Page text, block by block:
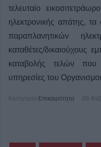
τελευταίο
ηλεκτρονικής απάτης,
παραπλανητικών
καταθέτες/δικαιούχους
καταβολής τελών που
υπηρεσίες του
Κατηγορία Επικαιρότητα 09